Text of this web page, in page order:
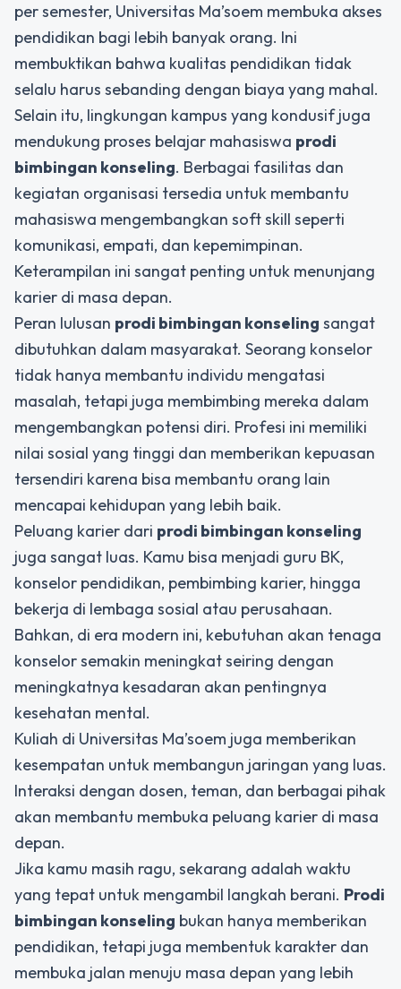
per semester, Universitas Ma’soem membuka akses
pendidikan bagi lebih banyak orang. Ini
membuktikan bahwa kualitas pendidikan tidak
selalu harus sebanding dengan biaya yang mahal.
Selain itu, lingkungan kampus yang kondusif juga
mendukung proses belajar mahasiswa prodi
bimbingan konseling. Berbagai fasilitas dan
kegiatan organisasi tersedia untuk membantu
mahasiswa mengembangkan soft skill seperti
komunikasi, empati, dan kepemimpinan.
Keterampilan ini sangat penting untuk menunjang
karier di masa depan.
Peran lulusan prodi bimbingan konseling sangat
dibutuhkan dalam masyarakat. Seorang konselor
tidak hanya membantu individu mengatasi
masalah, tetapi juga membimbing mereka dalam
mengembangkan potensi diri. Profesi ini memiliki
nilai sosial yang tinggi dan memberikan kepuasan
tersendiri karena bisa membantu orang lain
mencapai kehidupan yang lebih baik.
Peluang karier dari prodi bimbingan konseling
juga sangat luas. Kamu bisa menjadi guru BK,
konselor pendidikan, pembimbing karier, hingga
bekerja di lembaga sosial atau perusahaan.
Bahkan, di era modern ini, kebutuhan akan tenaga
konselor semakin meningkat seiring dengan
meningkatnya kesadaran akan pentingnya
kesehatan mental.
Kuliah di Universitas Ma’soem juga memberikan
kesempatan untuk membangun jaringan yang luas.
Interaksi dengan dosen, teman, dan berbagai pihak
akan membantu membuka peluang karier di masa
depan.
Jika kamu masih ragu, sekarang adalah waktu
yang tepat untuk mengambil langkah berani. Prodi
bimbingan konseling bukan hanya memberikan
pendidikan, tetapi juga membentuk karakter dan
membuka jalan menuju masa depan yang lebih